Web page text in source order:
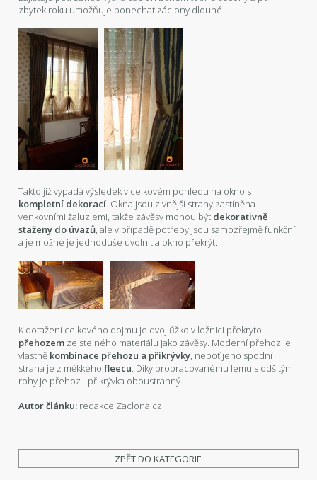
zbytek roku umožňuje ponechat záclony dlouhé.
Takto již vypadá výsledek v celkovém pohledu na okno s
kompletní dekorací. Okna jsou z vnější strany zastíněna
venkovními žaluziemi, takže závěsy mohou být dekorativně
staženy do úvazů, ale v případě potřeby jsou samozřejmě funkční
a je možné je jednoduše uvolnit a okno překrýt.
K dotažení celkového dojmu je dvojlůžko v ložnici překryto
přehozem ze stejného materiálu jako závěsy. Moderní přehoz je
vlastně kombinace přehozu a přikrývky, neboť jeho spodní
strana je z měkkého fleecu. Díky propracovanému lemu s odšitými
rohy je přehoz - přikrývka oboustranný.
Autor článku: redakce Zaclona.cz
ZPĚT DO KATEGORIE